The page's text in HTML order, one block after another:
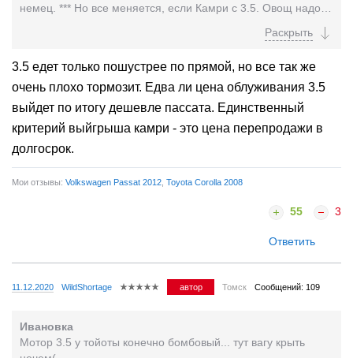
немец. *** Но все меняется, если Камри с 3.5. Овощ надо
3.5 едет только пошустрее по прямой, но все так же
очень плохо тормозит. Едва ли цена облуживания 3.5
выйдет по итогу дешевле пассата. Единственный
критерий выйгрыша камри - это цена перепродажи в
долгосрок.
Мои отзывы: Volkswagen Passat 2012 Toyota Corolla 2008
55 3
Ответить
11.12.2020 WildShortage автор Томск Сообщений: 109
Ивановка
Мотор 3.5 у тойоты конечно бомбовый... тут вагу крыть